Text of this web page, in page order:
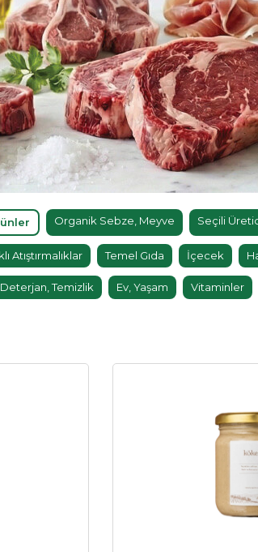
Organik Sebze, Meyve Seçili
Atıştırmalıklar Temel Gıda İçecek
Deterjan, Temizlik Ev, Yaşam Vitaminler